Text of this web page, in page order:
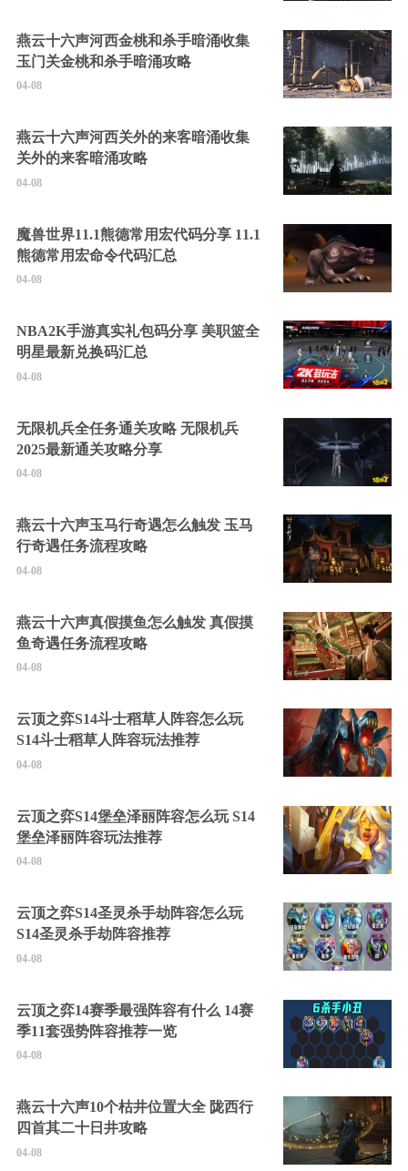
燕云十六声河西金桃和杀手暗涌收集
玉门关金桃和杀手暗涌攻略
04-08
燕云十六声河西关外的来客暗涌收集
关外的来客暗涌攻略
04-08
魔兽世界11.1熊德常用宏代码分享 11.1
熊德常用宏命令代码汇总
04-08
NBA2K手游真实礼包码分享 美职篮全
明星最新兑换码汇总
04-08
无限机兵全任务通关攻略 无限机兵
2025最新通关攻略分享
04-08
燕云十六声玉马行奇遇怎么触发 玉马
行奇遇任务流程攻略
04-08
燕云十六声真假摸鱼怎么触发 真假摸
鱼奇遇任务流程攻略
04-08
云顶之弈S14斗士稻草人阵容怎么玩
S14斗士稻草人阵容玩法推荐
04-08
云顶之弈S14堡垒泽丽阵容怎么玩 S14
堡垒泽丽阵容玩法推荐
04-08
云顶之弈S14圣灵杀手劫阵容怎么玩
S14圣灵杀手劫阵容推荐
04-08
云顶之弈14赛季最强阵容有什么 14赛
季11套强势阵容推荐一览
04-08
燕云十六声10个枯井位置大全 陇西行
四首其二十日井攻略
04-08